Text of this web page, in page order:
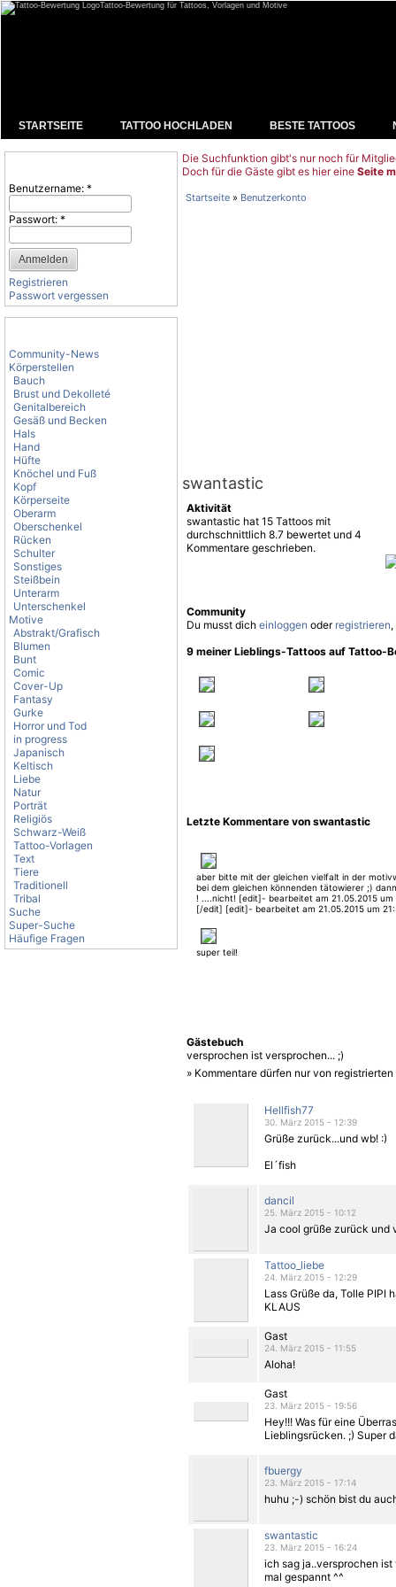
Tattoo-Bewertung für Tattoos, Vorlagen und Motive
STARTSEITE TATTOO HOCHLADEN BESTE TATTOOS
Benutzername: *
Passwort: *
Registrieren
Passwort vergessen
Community-News
Körperstellen
Bauch
Brust und Dekolleté
Genitalbereich
Gesäß und Becken
Hals
Hand
Hüfte
Knöchel und Fuß
Kopf
Körperseite
Oberarm
Oberschenkel
Rücken
Schulter
Sonstiges
Steißbein
Unterarm
Unterschenkel
Motive
Abstrakt/Grafisch
Blumen
Bunt
Comic
Cover-Up
Fantasy
Gurke
Horror und Tod
in progress
Japanisch
Keltisch
Liebe
Natur
Porträt
Religiös
Schwarz-Weiß
Tattoo-Vorlagen
Text
Tiere
Traditionell
Tribal
Suche
Super-Suche
Häufige Fragen
Die Suchfunktion gibt's nur noch für
Doch für die Gäste gibt es hier eine Seite
Startseite » Benutzerkonto
swantastic
Aktivität
swantastic hat 15 Tattoos mit
durchschnittlich 8.7 bewertet und 4
Kommentare geschrieben.
Community
Du musst dich einloggen oder registrieren
9 meiner Lieblings-Tattoos auf Tattoo-
Letzte Kommentare von swantastic
aber bitte mit der gleichen vielfalt in der
bei dem gleichen könnenden tätowierer ;)
! ....nicht! [edit]- bearbeitet am 21.05.2015 um
[/edit] [edit]- bearbeitet am 21.05.2015 um
super teil!
Gästebuch
versprochen ist versprochen... ;)
» Kommentare dürfen nur von
Hellfish77
30. März 2015 - 12:39
Grüße zurück...und wb! :)
El´fish
dancil
25. März 2015 - 10:12
Ja cool grüße zurück und
Tattoo_liebe
24. März 2015 - 12:29
Lass Grüße da, Tolle PIPI
KLAUS
Gast
24. März 2015 - 11:55
Aloha!
Gast
23. März 2015 - 19:56
Hey!!! Was für eine
Lieblingsrücken. ;) Super
fbuergy
23. März 2015 - 17:14
huhu ;-) schön bist du
swantastic
23. März 2015 - 16:24
ich sag ja..versprochen
mal gespannt ^^